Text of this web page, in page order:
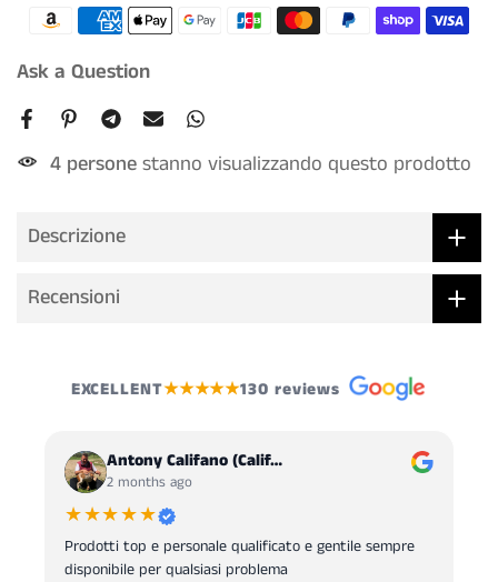
Ask a Question
4 personestanno visualizzando questo prodotto
Descrizione
Recensioni
EXCELLENT★★★★★130 reviews
Antony Califano (Calif…
2 months ago
★★★★★
Prodotti top e personale qualificato e gentile sempre
disponibile per qualsiasi problema